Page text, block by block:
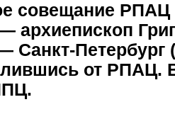
совещание
архиепископ
Санкт-Петербург
от РПАЦ.